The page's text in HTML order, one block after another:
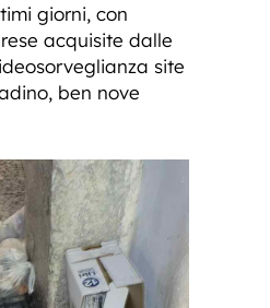
giorni, con
acquisite dalle
site
ben nove